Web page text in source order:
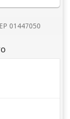
01447050